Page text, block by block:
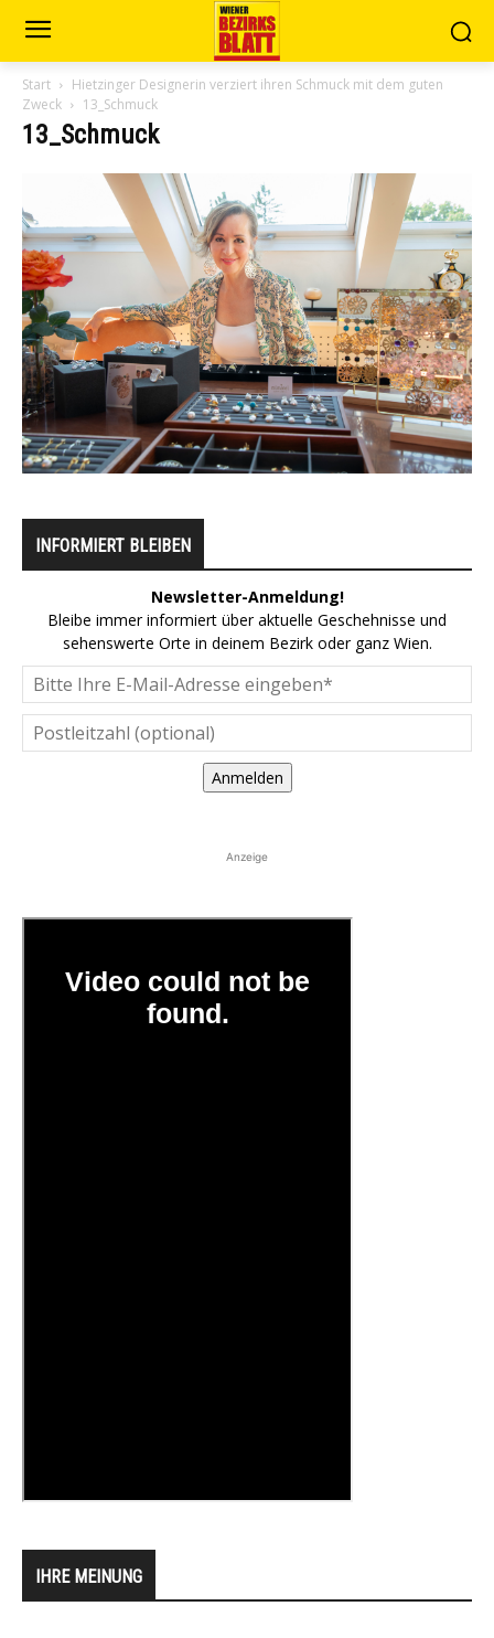
Start
Hietzinger Designerin verziert ihren Schmuck mit dem guten
Zweck
13_Schmuck
13_Schmuck
INFORMIERT BLEIBEN
Newsletter-Anmeldung!
Bleibe immer informiert über aktuelle Geschehnisse und
sehenswerte Orte in deinem Bezirk oder ganz Wien.
Anmelden
Anzeige
IHRE MEINUNG